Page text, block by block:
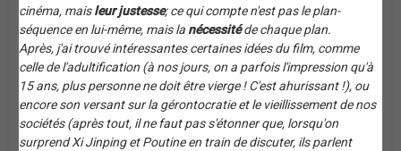
cinéma, maisleur justesse; ce qui compte n'est pas le plan-
séquence en lui-même, mais la nécessitéde chaque plan.
Après, j'ai trouvé intéressantes certaines idées du film, comme
celle de l'adultification (à nos jours, on a parfois l'impression qu'à
15 ans, plus personne ne doit être vierge ! C'est ahurissant !), ou
encore son versant sur la gérontocratie et le vieillissement de nos
sociétés (après tout, il ne faut pas s'étonner que, lorsqu'on
surprend Xi Jinping et Poutine en train de discuter, ils parlent